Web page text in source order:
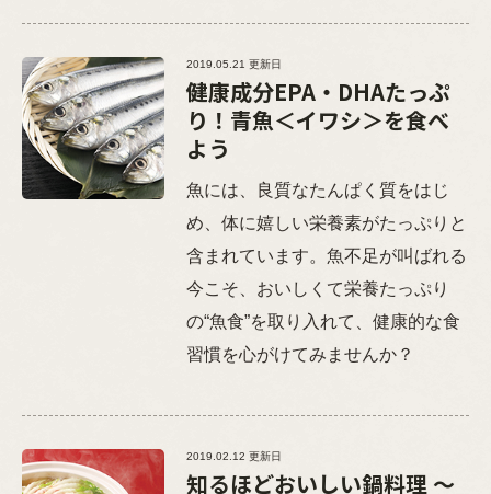
2019.05.21 更新日
健康成分EPA・DHAたっぷ
り！青魚＜イワシ＞を食べ
よう
魚には、良質なたんぱく質をはじ
め、体に嬉しい栄養素がたっぷりと
含まれています。魚不足が叫ばれる
今こそ、おいしくて栄養たっぷり
の“魚食”を取り入れて、健康的な食
習慣を心がけてみませんか？
2019.02.12 更新日
知るほどおいしい鍋料理 ～